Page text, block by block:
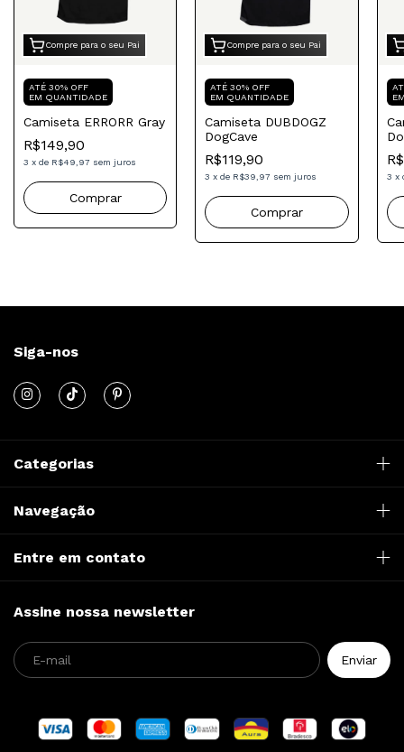
Compre para o seu Pai
ATÉ 30% OFF
EM QUANTIDADE
Camiseta ERRORR Gray
R$149,90
3 x de R$49,97 sem juros
Comprar
Compre para o seu Pai
ATÉ 30% OFF
EM QUANTIDADE
Camiseta DUBDOGZ
DogCave
R$119,90
3 xde R$39,97 sem juros
Comprar
3 x
Siga-nos
Categorias
Navegação
Entre em contato
Assine nossa newsletter